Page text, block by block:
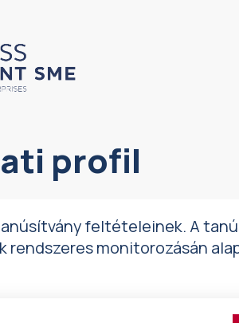
profil
feltételeinek. A
monitorozásán